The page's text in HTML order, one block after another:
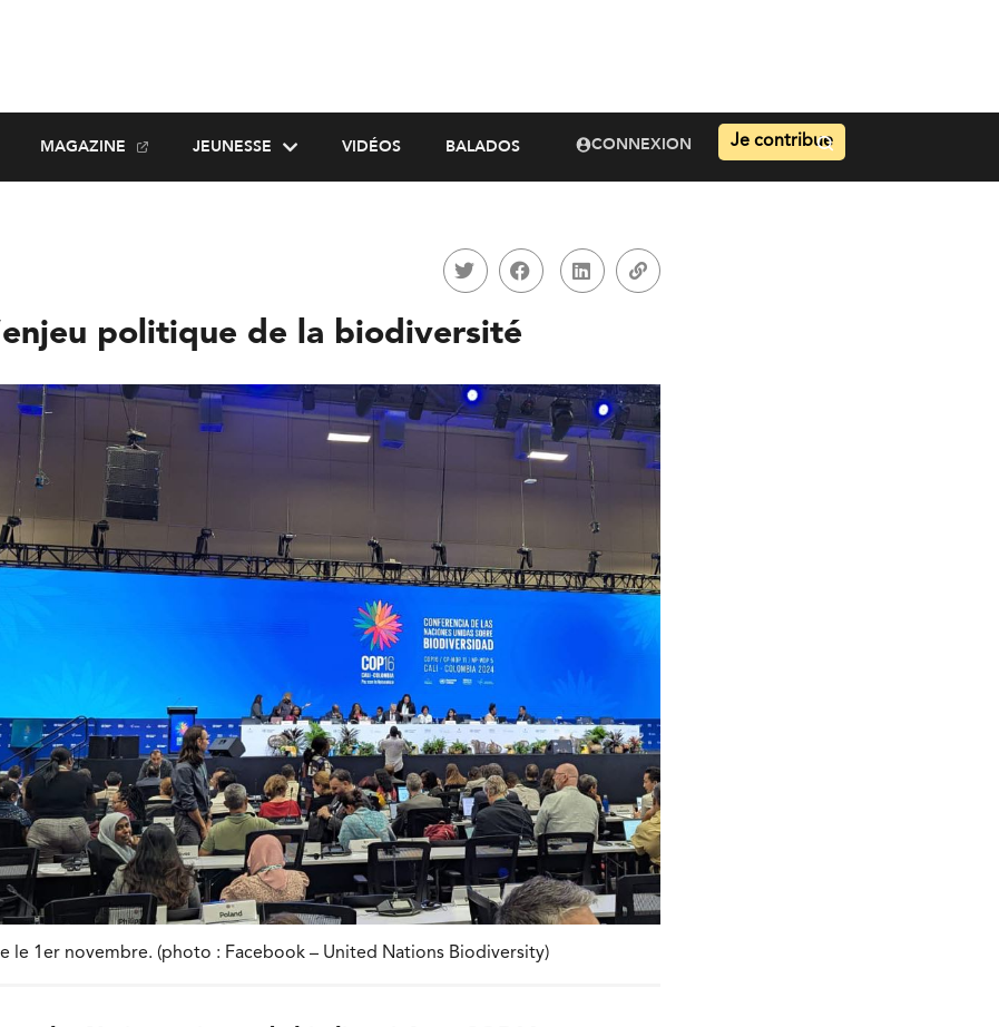
MAGAZINE JEUNESSE VIDÉOS BALADOS CONNEXION Je contribue
politique de la biodiversité
le 1er novembre. (photo : Facebook – United Nations Biodiversity)